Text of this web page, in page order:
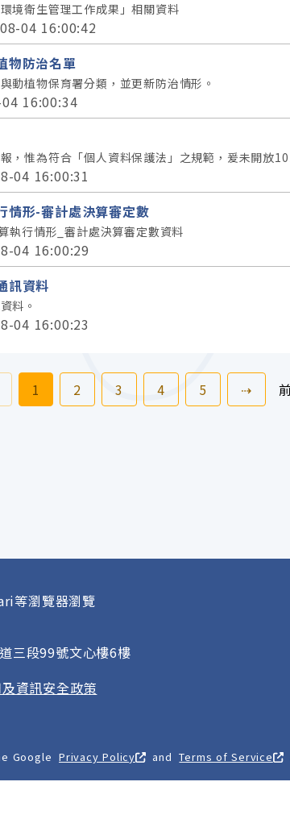
境衛生管理工作成果」相關資料
04 16:00:42
物防治名單
動植物保育署分類，並更新防治情形。
16:00:34
，惟為符合「個人資料保護法」之規範，爰未開放
04 16:00:31
情形-審計處決算審定數
執行情形_審計處決算審定數資料
04 16:00:29
訊資料
料。
04 16:00:23
一頁前往
1 前往
2 前往
3 前往
4頁 前往
5頁 ⇢下一
等瀏覽器瀏覽
三段99號文心樓6樓
資訊安全政策
Google Privacy Policy and Terms of Service